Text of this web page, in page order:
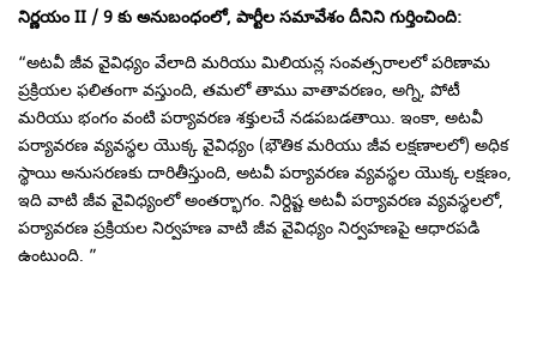
నిర్ణయం II / 9 కు అనుబంధంలో, పార్టీల సమావేశం దీనిని గుర్తించింది:
“అటవీ జీవ వైవిధ్యం వేలాది మరియు మిలియన్ల సంవత్సరాలలో పరిణామ
ప్రక్రియల ఫలితంగా వస్తుంది, తమలో తాము వాతావరణం, అగ్ని, పోటీ
మరియు భంగం వంటి పర్యావరణ శక్తులచే నడపబడతాయి. ఇంకా, అటవీ
పర్యావరణ వ్యవస్థల యొక్క వైవిధ్యం (భౌతిక మరియు జీవ లక్షణాలలో) అధిక
స్థాయి అనుసరణకు దారితీస్తుంది, అటవీ పర్యావరణ వ్యవస్థల యొక్క లక్షణం,
ఇది వాటి జీవ వైవిధ్యంలో అంతర్భాగం. నిర్దిష్ట అటవీ పర్యావరణ వ్యవస్థలలో,
పర్యావరణ ప్రక్రియల నిర్వహణ వాటి జీవ వైవిధ్యం నిర్వహణపై ఆధారపడి
ఉంటుంది. ”